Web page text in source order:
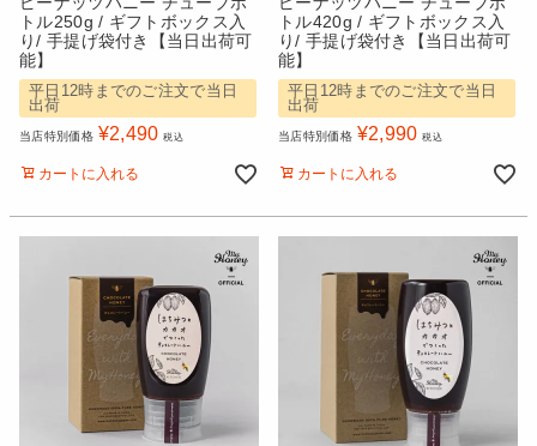
トル250g / ギフトボックス入
り/ 手提げ袋付き【当日出荷可
能】
平日12時までのご注文で当日
出荷
当店特別価格 ¥2,490 税込
カートに入れる
トル420g / ギフトボックス入
り/ 手提げ袋付き【当日出荷可
能】
平日12時までのご注文で当日
出荷
当店特別価格 ¥2,990 税込
カートに入れる